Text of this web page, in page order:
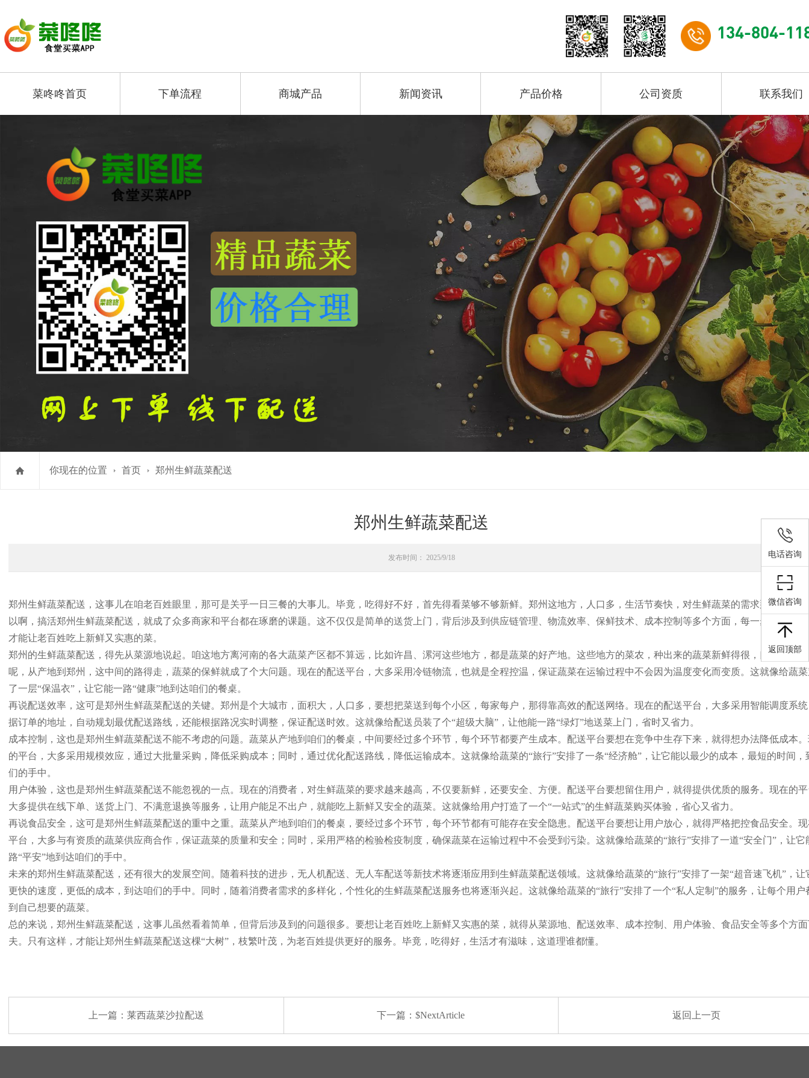
134-804-
菜咚咚首页 下单流程 商城产品 新闻资讯 产品价格 公司资质 联系我们
你现在的位置 首页 郑州生鲜蔬菜配送
郑州生鲜蔬菜配送
发布时间： 2025/9/18
郑州生鲜蔬菜配送，这事儿在咱老百姓眼里，那可是关乎一日三餐的大事儿。毕竟，吃得好不好，首先得看菜够不够新鲜。郑州这地方，人口多，生活节奏快，对生鲜蔬菜的需求那是相当
以啊，搞活郑州生鲜蔬菜配送，就成了众多商家和平台都在琢磨的课题。这不仅仅是简单的送货上门，背后涉及到供应链管理、物流效率、保鲜技术、成本控制等多个方面，每一步都得走
才能让老百姓吃上新鲜又实惠的菜。
郑州的生鲜蔬菜配送，得先从菜源地说起。咱这地方离河南的各大蔬菜产区都不算远，比如许昌、漯河这些地方，都是蔬菜的好产地。这些地方的菜农，种出来的蔬菜新鲜得很，口感也好
呢，从产地到郑州，这中间的路得走，蔬菜的保鲜就成了个大问题。现在的配送平台，大多采用冷链物流，也就是全程控温，保证蔬菜在运输过程中不会因为温度变化而变质。这就像给蔬
了一层“保温衣”，让它能一路“健康”地到达咱们的餐桌。
再说配送效率，这可是郑州生鲜蔬菜配送的关键。郑州是个大城市，面积大，人口多，要想把菜送到每个小区，每家每户，那得靠高效的配送网络。现在的配送平台，大多采用智能调度系
据订单的地址，自动规划最优配送路线，还能根据路况实时调整，保证配送时效。这就像给配送员装了个“超级大脑”，让他能一路“绿灯”地送菜上门，省时又省力。
成本控制，这也是郑州生鲜蔬菜配送不能不考虑的问题。蔬菜从产地到咱们的餐桌，中间要经过多个环节，每个环节都要产生成本。配送平台要想在竞争中生存下来，就得想办法降低成本
的平台，大多采用规模效应，通过大批量采购，降低采购成本；同时，通过优化配送路线，降低运输成本。这就像给蔬菜的“旅行”安排了一条“经济舱”，让它能以最少的成本，最短的时间，
们的手中。
用户体验，这也是郑州生鲜蔬菜配送不能忽视的一点。现在的消费者，对生鲜蔬菜的要求越来越高，不仅要新鲜，还要安全、方便。配送平台要想留住用户，就得提供优质的服务。现在的
大多提供在线下单、送货上门、不满意退换等服务，让用户能足不出户，就能吃上新鲜又安全的蔬菜。这就像给用户打造了一个“一站式”的生鲜蔬菜购买体验，省心又省力。
再说食品安全，这可是郑州生鲜蔬菜配送的重中之重。蔬菜从产地到咱们的餐桌，要经过多个环节，每个环节都有可能存在安全隐患。配送平台要想让用户放心，就得严格把控食品安全。
平台，大多与有资质的蔬菜供应商合作，保证蔬菜的质量和安全；同时，采用严格的检验检疫制度，确保蔬菜在运输过程中不会受到污染。这就像给蔬菜的“旅行”安排了一道“安全门”，让它
路“平安”地到达咱们的手中。
未来的郑州生鲜蔬菜配送，还有很大的发展空间。随着科技的进步，无人机配送、无人车配送等新技术将逐渐应用到生鲜蔬菜配送领域。这就像给蔬菜的“旅行”安排了一架“超音速飞机”，让
更快的速度，更低的成本，到达咱们的手中。同时，随着消费者需求的多样化，个性化的生鲜蔬菜配送服务也将逐渐兴起。这就像给蔬菜的“旅行”安排了一个“私人定制”的服务，让每个用户
到自己想要的蔬菜。
总的来说，郑州生鲜蔬菜配送，这事儿虽然看着简单，但背后涉及到的问题很多。要想让老百姓吃上新鲜又实惠的菜，就得从菜源地、配送效率、成本控制、用户体验、食品安全等多个方
夫。只有这样，才能让郑州生鲜蔬菜配送这棵“大树”，枝繁叶茂，为老百姓提供更好的服务。毕竟，吃得好，生活才有滋味，这道理谁都懂。
上一篇： 莱西蔬菜沙拉配送 下一篇：$NextArticle 返回上一页
电话咨询
微信咨询
返回顶部